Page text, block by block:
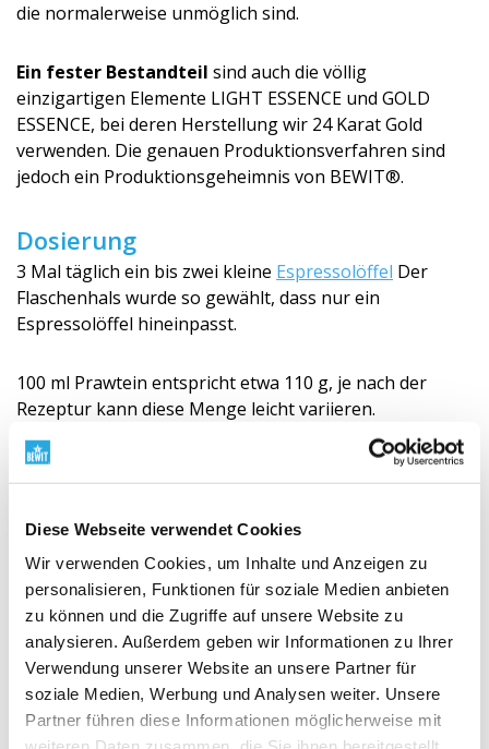
Diese Webseite verwendet Cookies
Wir verwenden Cookies, um Inhalte und Anzeigen zu
personalisieren, Funktionen für soziale Medien anbieten
zu können und die Zugriffe auf unsere Website zu
analysieren. Außerdem geben wir Informationen zu Ihrer
Verwendung unserer Website an unsere Partner für
soziale Medien, Werbung und Analysen weiter. Unsere
Partner führen diese Informationen möglicherweise mit
die normalerweise unmöglich sind.
Ein fester Bestandteil sind auch die völlig
einzigartigen Elemente LIGHT ESSENCE und GOLD
ESSENCE, bei deren Herstellung wir 24 Karat Gold
verwenden. Die genauen Produktionsver­fahren sind
jedoch ein Produktionsge­heimnis von BEWIT®.
Dosierung
3 Mal täglich ein bis zwei kleine Espressolöffel Der
Flaschenhals wurde so gewählt, dass nur ein
Espressolöffel hineinpasst.
100 ml Prawtein entspricht etwa 110 g, je nach der
Rezeptur kann diese Menge leicht variieren.
BEWIT® PRAWTEIN® BO enthält:
BIO RAW OMEGA COMPLEX (Fucus Serratus /
Seetang, Fucus Vesiculosus / Blasentang,
Ascophyllum Nodosum / Knotentang, Pelvetia
Canaliculata / Rinnentang, Laminaria Japonica /
Japanischer Blatttang, Himanthalia Elongata /
Riementang, Ulva Spiralis / Atlantic Spirulina,
Saccharina Latissima / Zuckertang, Alaria
Esculenta / Flügeltang, Carrageenan / Carrageen,
Palmaria Palmata / Algen, BIO Helianthus Annuus